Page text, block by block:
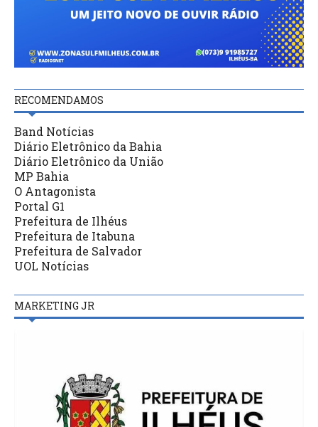
RECOMENDAMOS
Band Notícias
Diário Eletrônico da Bahia
Diário Eletrônico da União
MP Bahia
O Antagonista
Portal G1
Prefeitura de Ilhéus
Prefeitura de Itabuna
Prefeitura de Salvador
UOL Notícias
MARKETING JR